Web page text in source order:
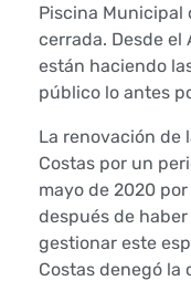
l
A
u
n
t
Piscina Municipal
cerrada. Desde el
están haciendo
público lo antes
La renovación de
Costas por un
mayo de 2020
después de
gestionar este
Costas denegó la